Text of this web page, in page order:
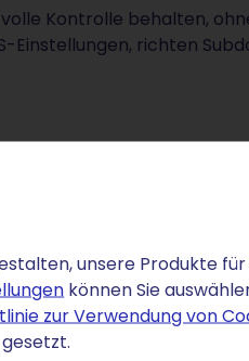
unsere Produkte
können Sie
zur Verwendung von
gesetzt.
Kontrolle behalten,
Einstellungen, richten
Lösungen.
Angebots nach
Projekten.